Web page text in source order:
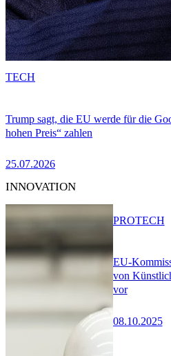
Trump sagt, die EU werde für die
hohen Preis“ zahlen
25.07.2026
TECH
INNOVATION
EU-
von
vor
08.10.2025
PROTECH